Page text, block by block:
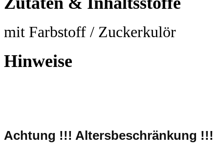
mit Farbstoff / Zuckerkulör
Hinweise
Achtung !!! Altersbeschränkung !!!